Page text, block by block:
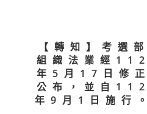
【轉知】考選部
組織法業經112
年5月17日修正
公布，並自112
年9月1日施行。